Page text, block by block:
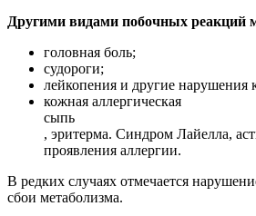
Другими видами побочных реакций
головная боль;
судороги;
лейкопения и другие нарушения
кожная аллергическая
сыпь
, эритерма. Синдром Лайелла,
проявления аллергии.
В редких случаях отмечается
сбои метаболизма.